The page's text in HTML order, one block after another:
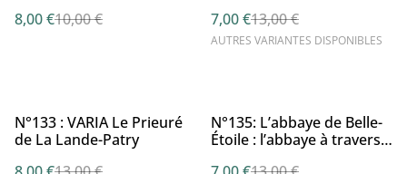
par Dr J. FOURNEE
8,00 €10,00 €
partie) par J. FOURNÉE
7,00 €13,00 €
AUTRES VARIANTES DISPONIBLES
%
N°133 : VARIA Le Prieuré
de La Lande-Patry
%
N°135: L’abbaye de Belle-
Étoile : l’abbaye à travers